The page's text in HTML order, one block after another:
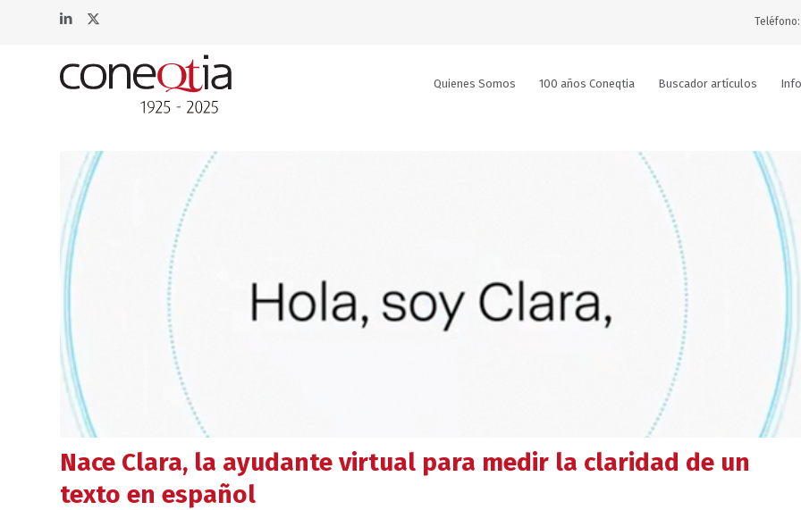
Teléfono:
Quienes Somos 100 años Coneqtia Buscador artículos
Nace Clara, la ayudante virtual para medir la claridad de un
texto en español